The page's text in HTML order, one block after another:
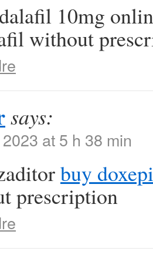
10mg
without
says:
at 5 h 38 min
buy
prescription